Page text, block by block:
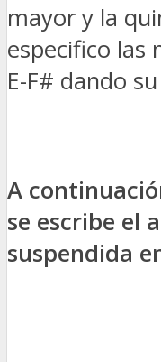
mayor y la
especifico las
E-F# dando
A
se escribe el
suspendida